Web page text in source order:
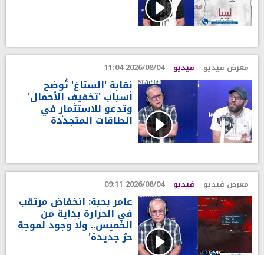
معرض فيديو فيديو 2026/08/04 11:04
نقابة 'الستاغ' تُوضح
أسباب 'تخفيف الأحمال'
وتدعو للاستثمار في
الطاقات المتجدّدة
معرض فيديو فيديو 2026/08/04 09:11
عامر بحبة: انخفاض مرتقب
في الحرارة بداية من
الخميس.. ولا وجود لموجة
حرّ جديدة'